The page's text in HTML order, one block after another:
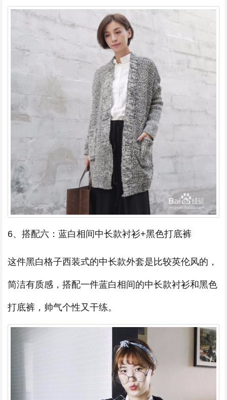
6、搭配六：蓝白相间中长款衬衫+黑色打底裤
这件黑白格子西装式的中长款外套是比较英伦风的，
简洁有质感，搭配一件蓝白相间的中长款衬衫和黑色
打底裤，帅气个性又干练。